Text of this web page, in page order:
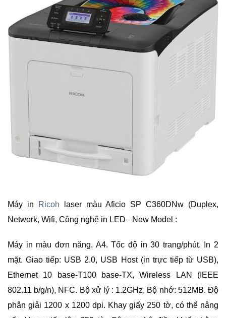
Máy in Ricoh laser màu Aficio SP C360DNw (Duplex,
Network, Wifi, Công nghệ in LED– New Model :
Máy in màu đơn năng, A4. Tốc độ in 30 trang/phút. In 2
mặt. Giao tiếp: USB 2.0, USB Host (in trực tiếp từ USB),
Ethernet 10 base-T100 base-TX, Wireless LAN (IEEE
802.11 b/g/n), NFC. Bộ xử lý : 1.2GHz, Bộ nhớ: 512MB. Độ
phân giải 1200 x 1200 dpi. Khay giấy 250 tờ, có thể nâng